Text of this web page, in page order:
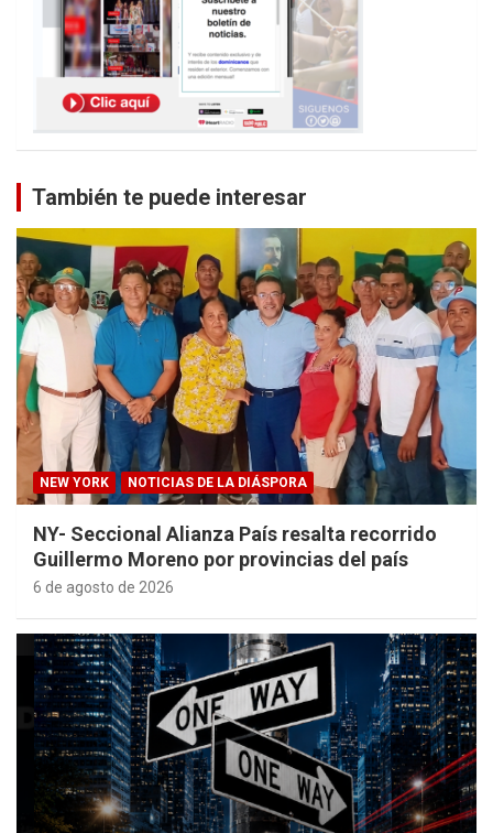
También te puede interesar
NEW YORK NOTICIAS DE LA DIÁSPORA
NY- Seccional Alianza País resalta recorrido
Guillermo Moreno por provincias del país
6 de agosto de 2026